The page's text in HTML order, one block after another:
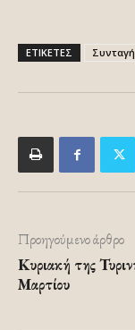
ΕΤΙΚΕΤΕΣ Συνταγή
Προηγούμενο άρθρο
Κυριακή της
Μαρτίου